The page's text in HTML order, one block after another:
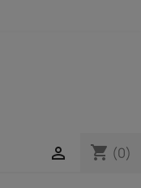
shopping_cart (0)
